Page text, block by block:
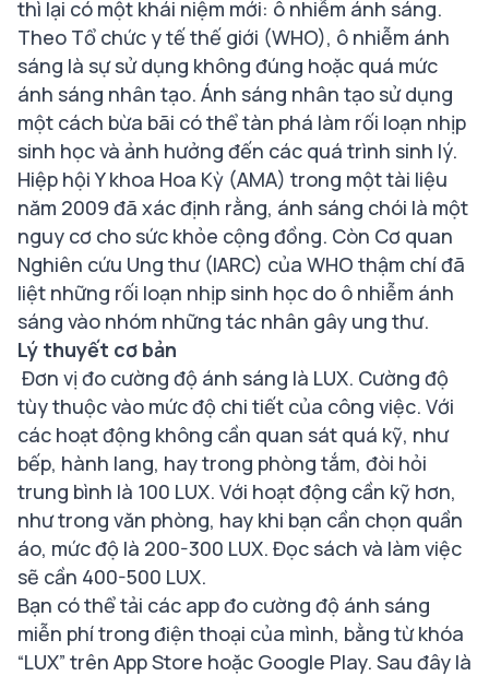
thì lại có một khái niệm mới: ô nhiễm ánh sáng.
Theo Tổ chức y tế thế giới (WHO), ô nhiễm ánh
sáng là sự sử dụng không đúng hoặc quá mức
ánh sáng nhân tạo. Ánh sáng nhân tạo sử dụng
một cách bừa bãi có thể tàn phá làm rối loạn nhịp
sinh học và ảnh hưởng đến các quá trình sinh lý.
Hiệp hội Y khoa Hoa Kỳ (AMA) trong một tài liệu
năm 2009 đã xác định rằng, ánh sáng chói là một
nguy cơ cho sức khỏe cộng đồng. Còn Cơ quan
Nghiên cứu Ung thư (IARC) của WHO thậm chí đã
liệt những rối loạn nhịp sinh học do ô nhiễm ánh
sáng vào nhóm những tác nhân gây ung thư.
Lý thuyết cơ bản
Đơn vị đo cường độ ánh sáng là LUX. Cường độ
tùy thuộc vào mức độ chi tiết của công việc. Với
các hoạt động không cần quan sát quá kỹ, như
bếp, hành lang, hay trong phòng tắm, đòi hỏi
trung bình là 100 LUX. Với hoạt động cần kỹ hơn,
như trong văn phòng, hay khi bạn cần chọn quần
áo, mức độ là 200-300 LUX. Đọc sách và làm việc
sẽ cần 400-500 LUX.
Bạn có thể tải các app đo cường độ ánh sáng
miễn phí trong điện thoại của mình, bằng từ khóa
“LUX” trên App Store hoặc Google Play. Sau đây là